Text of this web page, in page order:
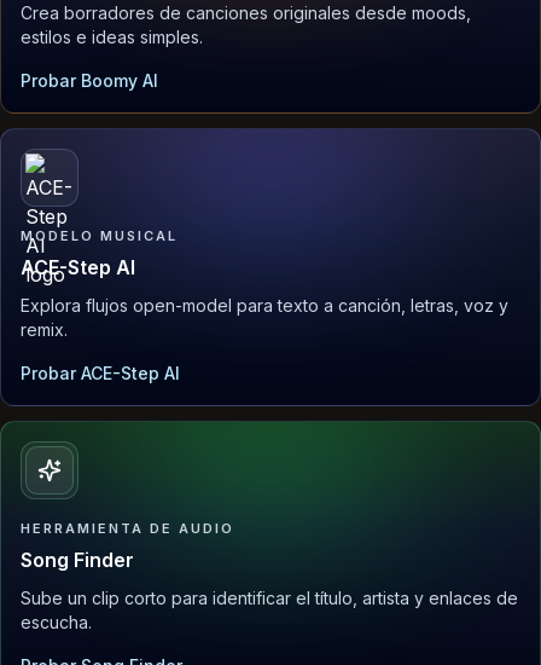
Crea borradores de canciones originales desde moods,
estilos e ideas simples.
Probar Boomy AI
MODELO MUSICAL
ACE-Step AI
Explora flujos open-model para texto a canción, letras, voz y
remix.
Probar ACE-Step AI
HERRAMIENTA DE AUDIO
Song Finder
Sube un clip corto para identificar el título, artista y enlaces de
escucha.